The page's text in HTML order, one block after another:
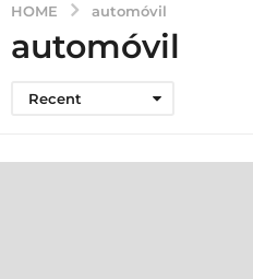
HOME automóvil
automóvil
Recent